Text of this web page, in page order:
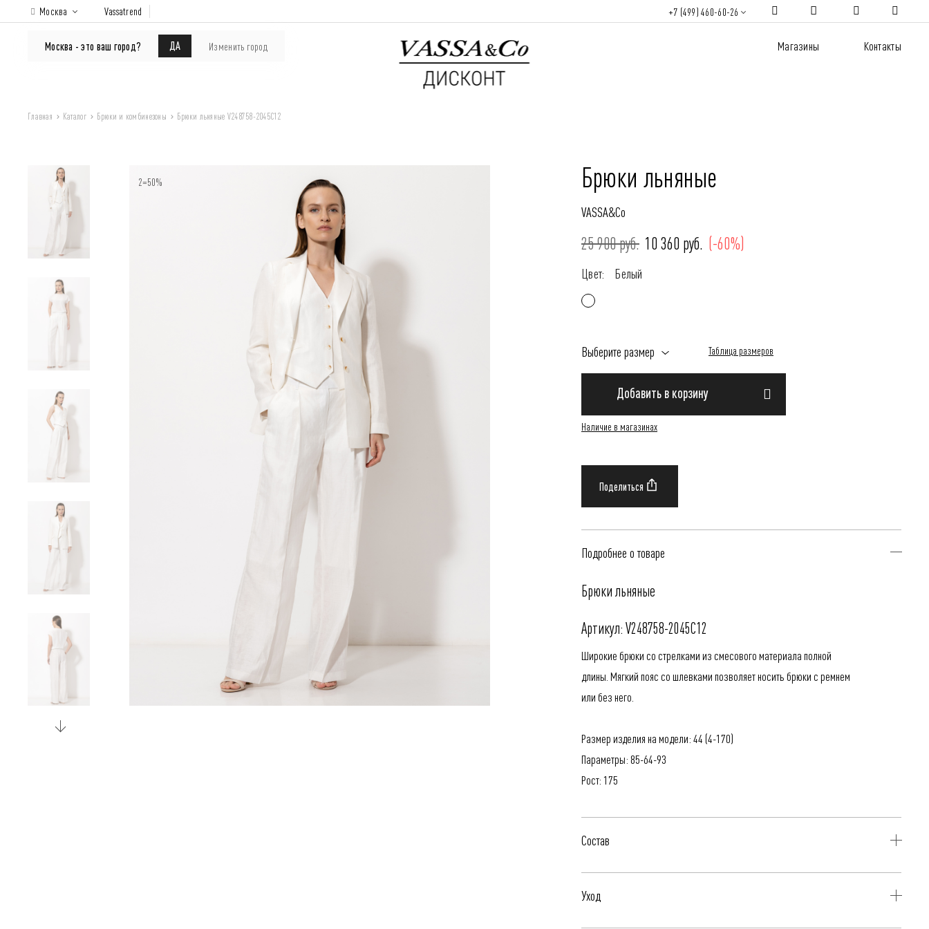
Москва
Москва - это ваш город? ДА Изменить город
Vassatrend +7 (499) 460-60-26
КАТАЛОГ Покупателям Магазины Контакты
Главная Каталог Брюки и комбинезоны Брюки льняные V248758-2045C12
2=50% Брюки льняные
VASSA&Co
25 900 руб. 10 360 руб. (-60%)
Цвет: Белый
Выберите размер Таблица размеров
Добавить в корзину
Наличие в магазинах
Подробнее о товаре
Брюки льняные
Артикул: V248758-2045C12
Широкие брюки со стрелками из смесового материала полной
длины. Мягкий пояс со шлевками позволяет носить брюки с ремнем
или без него.
Размер изделия на модели: 44 (4-170)
Параметры: 85-64-93
Рост: 175
Состав
87% Лен, 13% ПА
Уход